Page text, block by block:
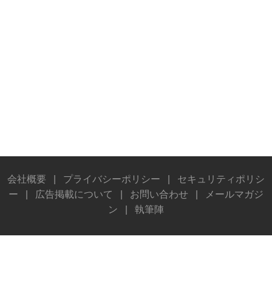
会社概要 プライバシーポリシー
セキュリティポリシ
ー
広告掲載について お問い合わせ
メールマガジ
ン
執筆陣